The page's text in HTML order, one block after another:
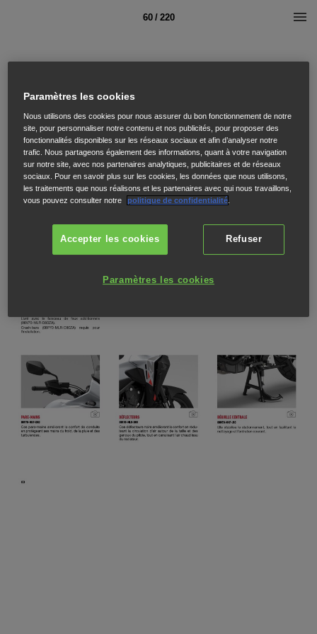
60 / 220
Paramètres les cookies
Nous utilisons des cookies pour nous assurer du bon fonctionnement de notre
site, pour personnaliser notre contenu et nos publicités, pour proposer des
fonctionnalités disponibles sur les réseaux sociaux et afin d’analyser notre
trafic. Nous partageons également des informations, quant à votre navigation
sur notre site, avec nos partenaires analytiques, publicitaires et de réseaux
sociaux. Pour en savoir plus sur les cookies, les données que nous utilisons,
les traitements que nous réalisons et les partenaires avec qui nous travaillons,
vous pouvez consulter notre
politique de confidentialité.
Refuser
Accepter les cookies
Paramètres les cookies